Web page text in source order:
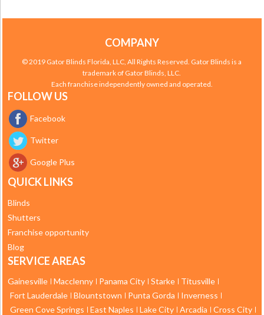
COMPANY
© 2019 Gator Blinds Florida, LLC, All Rights Reserved. Gator Blinds is a
trademark of Gator Blinds, LLC.
Each franchise independently owned and operated.
FOLLOW US
Facebook
Twitter
Google Plus
QUICK LINKS
Blinds
Shutters
Franchise opportunity
Blog
SERVICE AREAS
Gainesville Macclenny Panama City Starke
Titusville
Fort Lauderdale Blountstown Punta Gorda
Inverness
Green Cove Springs
East Naples Lake City Arcadia
Cross City